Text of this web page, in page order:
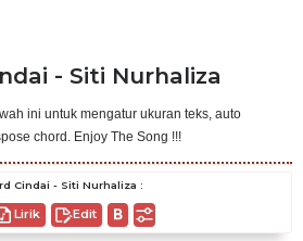
- Siti Nurhaliza
ini untuk mengatur ukuran teks, auto
chord. Enjoy The Song !!!
Cindai - Siti Nurhaliza :
Lirik Edit